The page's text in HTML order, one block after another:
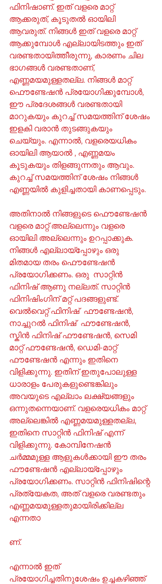
ഫിനിഷാണ്. ഇത് വളരെ മാറ്റ്
ആക്കരുത്, കൂടുതൽ ഓയിലി
ആവരുത്. നിങ്ങൾ ഇത് വളരെ മാറ്റ്
ആക്കുമ്പോൾ എല്ലായിടത്തും ഇത്
വരണ്ടതായിത്തീരുന്നു, കാരണം ചില
ഭാഗങ്ങൾ വരണ്ടതാണ്,
എണ്ണമയമുള്ളതല്ല. നിങ്ങൾ മാറ്റ്
ഫൌണ്ടേഷൻ പ്രയോഗിക്കുമ്പോൾ,
ഈ പ്രദേശങ്ങൾ വരണ്ടതായി
മാറുകയും കുറച്ച് സമയത്തിന് ശേഷം
ഇളകി വരാൻ തുടങ്ങുകയും
ചെയ്യും. എന്നാൽ, വളരെയധികം
ഓയിലി ആയാൽ , എണ്ണമയം
കൂടുകയും തിളങ്ങുന്നതും ആവും.
കുറച്ച് സമയത്തിന് ശേഷം നിങ്ങൾ
എണ്ണയിൽ കുളിച്ചതായി കാണപ്പെടും.
അതിനാൽ നിങ്ങളുടെ ഫൌണ്ടേഷൻ
വളരെ മാറ്റ് അല്ലെന്നും വളരെ
ഓയിലി അല്ലെന്നും ഉറപ്പാക്കുക.
നിങ്ങൾ എല്ലായ്പ്പോഴും ഒരു
മിതമായ തരം ഫൌണ്ടേഷൻ
പ്രയോഗിക്കണം. ഒരു  സാറ്റിൻ
ഫിനിഷ് ആണു നല്ലത്. സാറ്റിൻ
ഫിനിഷിംഗിന് മറ്റ് പദങ്ങളുണ്ട്.
വെൽവെറ്റ് ഫിനിഷ്  ഫൗണ്ടേഷൻ,
നാച്ചുറൽ ഫിനിഷ്  ഫൗണ്ടേഷൻ,
സ്കിൻ ഫിനിഷ് ഫൗണ്ടേഷൻ, സെമി
മാറ്റ് ഫൗണ്ടേഷൻ, ഡെമി-മാറ്റ്
ഫൗണ്ടേഷൻ എന്നും ഇതിനെ
വിളിക്കുന്നു. ഇതിന് ഇതുപോലുള്ള
ധാരാളം പേരുകളുണ്ടെങ്കിലും
അവയുടെ എല്ലാം ലക്ഷ്യങ്ങളും
ഒന്നുതന്നെയാണ്. വളരെയധികം മാറ്റ്
അല്ലെങ്കിൽ എണ്ണമയമുള്ളതല്ല,
ഇതിനെ സാറ്റിൻ ഫിനിഷ് എന്ന്
വിളിക്കുന്നു. കോമ്പിനേഷൻ
ചർമ്മമുള്ള ആളുകൾക്കായി ഈ തരം
ഫൗണ്ടേഷൻ എല്ലായ്പ്പോഴും
പ്രയോഗിക്കണം. സാറ്റിൻ ഫിനിഷിന്റെ
പ്രത്യേകത, അത് വളരെ വരണ്ടതും
എണ്ണമയമുള്ളതുമായിരിക്കില്ല
എന്നതാ
ണ്.
എന്നാൽ ഇത്
പ്രയോഗിച്ചതിനുശേഷം ഉച്ചകഴിഞ്ഞ്